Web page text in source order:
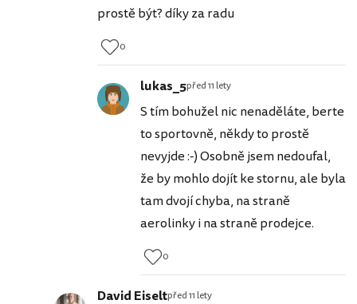
prostě být? díky za radu
0
lukas_5před 11 lety
S tím bohužel nic nenaděláte, berte
to sportovně, někdy to prostě
nevyjde :-) Osobně jsem nedoufal,
že by mohlo dojít ke stornu, ale byla
tam dvojí chyba, na straně
aerolinky i na straně prodejce.
0
David Eiseltpřed 11 lety